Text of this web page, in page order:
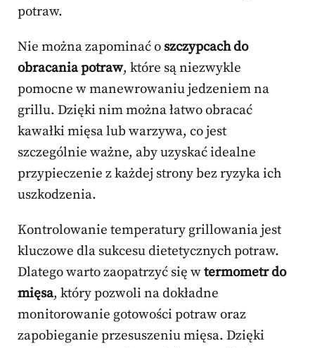
potraw.
Nie można zapominać o szczypcach do
obracania potraw, które są niezwykle
pomocne w manewrowaniu jedzeniem na
grillu. Dzięki nim można łatwo obracać
kawałki mięsa lub warzywa, co jest
szczególnie ważne, aby uzyskać idealne
przypieczenie z każdej strony bez ryzyka ich
uszkodzenia.
Kontrolowanie temperatury grillowania jest
kluczowe dla sukcesu dietetycznych potraw.
Dlatego warto zaopatrzyć się wtermometr do
mięsa, który pozwoli na dokładne
monitorowanie gotowości potraw oraz
zapobieganie przesuszeniu mięsa. Dzięki